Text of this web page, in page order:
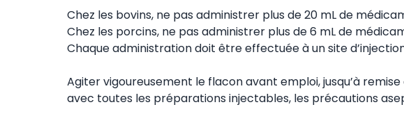
Chez les bovins, ne pas administrer plus de 20 mL de
Chez les porcins, ne pas administrer plus de 6 mL de
Chaque administration doit être effectuée à un site
Agiter vigoureusement le flacon avant emploi, jusqu’à
avec toutes les préparations injectables, les précautions